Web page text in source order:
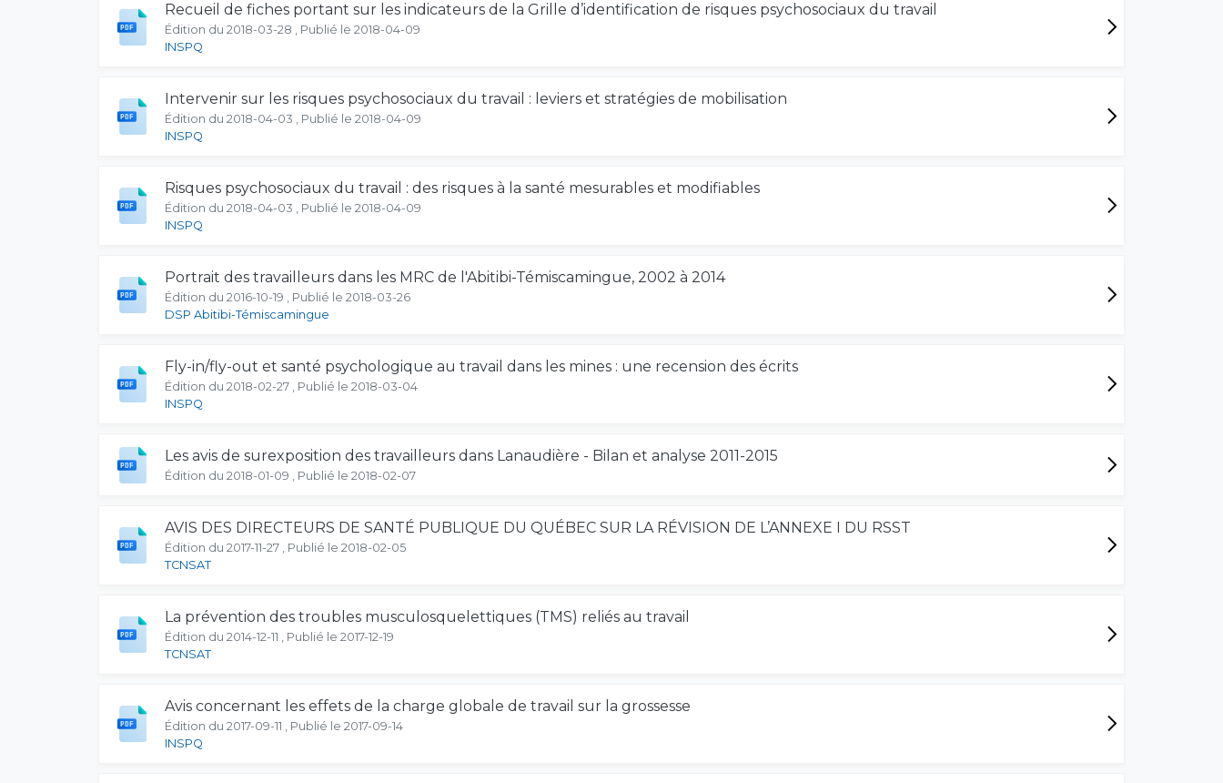
Recueil de fiches portant sur les indicateurs de la Grille d’identification de risques psychosociaux du travail
Édition du 2018-03-28 , Publié le 2018-04-09
INSPQ
Intervenir sur les risques psychosociaux du travail : leviers et stratégies de mobilisation
Édition du 2018-04-03 , Publié le 2018-04-09
INSPQ
Risques psychosociaux du travail : des risques à la santé mesurables et modifiables
Édition du 2018-04-03 , Publié le 2018-04-09
INSPQ
Portrait des travailleurs dans les MRC de l'Abitibi-Témiscamingue, 2002 à 2014
Édition du 2016-10-19 , Publié le 2018-03-26
DSP Abitibi-Témiscamingue
Fly-in/fly-out et santé psychologique au travail dans les mines : une recension des écrits
Édition du 2018-02-27 , Publié le 2018-03-04
INSPQ
Les avis de surexposition des travailleurs dans Lanaudière - Bilan et analyse 2011-2015
Édition du 2018-01-09 , Publié le 2018-02-07
AVIS DES DIRECTEURS DE SANTÉ PUBLIQUE DU QUÉBEC SUR LA RÉVISION DE L’ANNEXE I DU RSST
Édition du 2017-11-27 , Publié le 2018-02-05
TCNSAT
La prévention des troubles musculosquelettiques (TMS) reliés au travail
Édition du 2014-12-11 , Publié le 2017-12-19
TCNSAT
Avis concernant les effets de la charge globale de travail sur la grossesse
Édition du 2017-09-11 , Publié le 2017-09-14
INSPQ